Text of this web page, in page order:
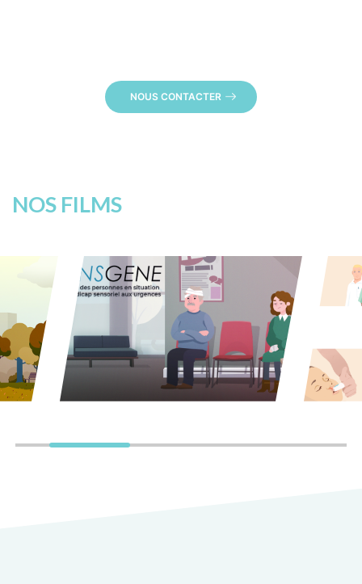
NOUS CONTACTER
NOS FILMS